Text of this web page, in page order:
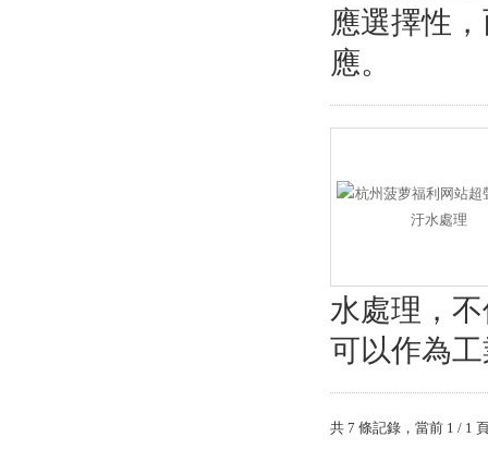
應選擇性
應。
水處理，
可以作為
共 7 條記錄，當前 1 / 1